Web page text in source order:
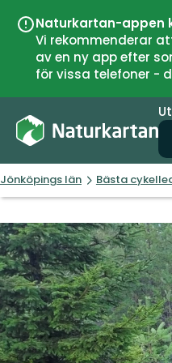
Naturkartan-appen
Vi rekommenderar
av en ny app efter
för vissa telefoner -
Jönköpings län Bästa